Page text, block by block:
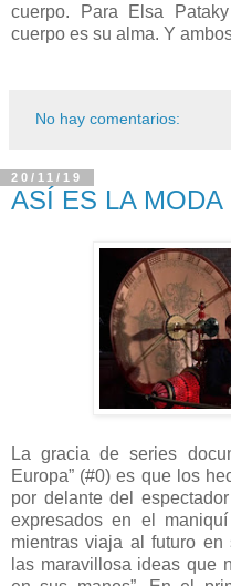
cuerpo. Para Elsa
cuerpo es su alma. Y
No hay comentarios:
20/11/19
ASÍ ES LA MODA
La gracia de series
Europa” (#0) es que los
por delante del
expresados en el
mientras viaja al futuro
las maravillosa ideas que